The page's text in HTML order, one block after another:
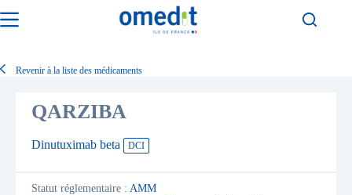
au
Revenir à la liste des médicaments
QARZIBA
Dinutuximab beta DCI
Statut réglementaire : AMM